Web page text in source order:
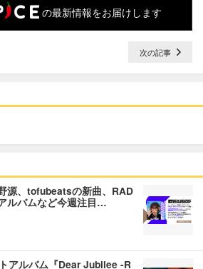
の最新情報をお届けします
次の記事
源、tofubeatsの新曲、RAD
ルバムなど今週注目…
アルバム『Dear Jubilee -R